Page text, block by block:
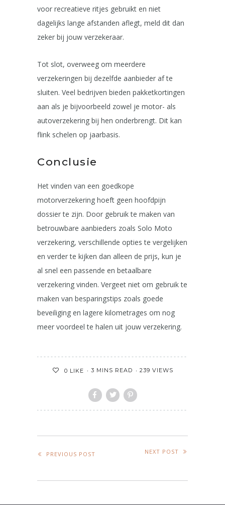
voor recreatieve ritjes gebruikt en niet
dagelijks lange afstanden aflegt, meld dit dan
zeker bij jouw verzekeraar.
Tot slot, overweeg om meerdere
verzekeringen bij dezelfde aanbieder af te
sluiten. Veel bedrijven bieden pakketkortingen
aan als je bijvoorbeeld zowel je motor- als
autoverzekering bij hen onderbrengt. Dit kan
flink schelen op jaarbasis.
Conclusie
Het vinden van een goedkope
motorverzekering hoeft geen hoofdpijn
dossier te zijn. Door gebruik te maken van
betrouwbare aanbieders zoals Solo Moto
verzekering, verschillende opties te vergelijken
en verder te kijken dan alleen de prijs, kun je
al snel een passende en betaalbare
verzekering vinden. Vergeet niet om gebruik te
maken van besparingstips zoals goede
beveiliging en lagere kilometrages om nog
meer voordeel te halen uit jouw verzekering.
0 LIKE 3 MINS READ 239 VIEWS
PREVIOUS POST NEXT POST